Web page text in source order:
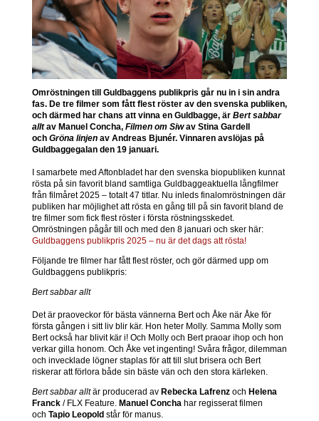
Omröstningen till Guldbaggens publikpris går nu in i sin andra
fas. De tre filmer som fått flest röster av den svenska publiken,
och därmed har chans att vinna en Guldbagge, är Bert sabbar
alltav Manuel Concha, Filmen om Siwav Stina Gardell
och Gröna linjen av Andreas Bjunér. Vinnaren avslöjas på
Guldbaggegalan den 19 januari.
I samarbete med Aftonbladet har den svenska biopubliken kunnat
rösta på sin favorit bland samtliga Guldbaggeaktuella långfilmer
från filmåret 2025 – totalt 47 titlar. Nu inleds finalomröstningen där
publiken har möjlighet att rösta en gång till på sin favorit bland de
tre filmer som fick flest röster i första röstningsskedet.
Omröstningen pågår till och med den 8 januari och sker här:
Guldbaggens publikpris 2025 – nu är det dags att rösta!
Följande tre filmer har fått flest röster, och gör därmed upp om
Guldbaggens publikpris:
Bert sabbar allt
Det är praoveckor för bästa vännerna Bert och Åke när Åke för
första gången i sitt liv blir kär. Hon heter Molly. Samma Molly som
Bert också har blivit kär i! Och Molly och Bert praoar ihop och hon
verkar gilla honom. Och Åke vet ingenting! Svåra frågor, dilemman
och invecklade lögner staplas för att till slut brisera och Bert
riskerar att förlora både sin bäste vän och den stora kärleken.
Bert sabbar alltär producerad avRebecka Lafrenz och Helena
Franck / FLX Feature. Manuel Concha har regisserat filmen
och Tapio Leopold står för manus.